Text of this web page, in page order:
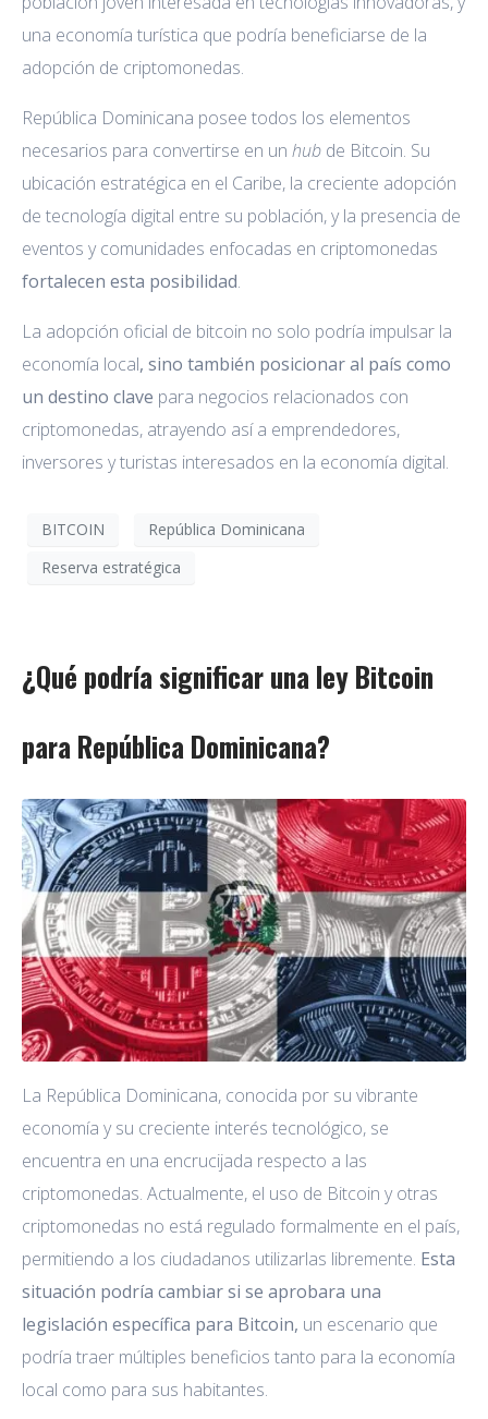
una economía turística que podría beneficiarse de la
adopción de criptomonedas.
República Dominicana posee todos los elementos
necesarios para convertirse en un hub de Bitcoin. Su
ubicación estratégica en el Caribe, la creciente adopción
de tecnología digital entre su población, y la presencia de
eventos y comunidades enfocadas en criptomonedas
fortalecen esta posibilidad.
La adopción oficial de bitcoin no solo podría impulsar la
economía local, sino también posicionar al país como
un destino clave para negocios relacionados con
criptomonedas, atrayendo así a emprendedores,
inversores y turistas interesados en la economía digital.
BITCOIN
República Dominicana
Reserva estratégica
¿Qué podría significar una ley Bitcoin
para República Dominicana?
La República Dominicana, conocida por su vibrante
economía y su creciente interés tecnológico, se
encuentra en una encrucijada respecto a las
criptomonedas. Actualmente, el uso de Bitcoin y otras
criptomonedas no está regulado formalmente en el país,
permitiendo a los ciudadanos utilizarlas libremente. Esta
situación podría cambiar si se aprobara una
legislación específica para Bitcoin, un escenario que
podría traer múltiples beneficios tanto para la economía
local como para sus habitantes.